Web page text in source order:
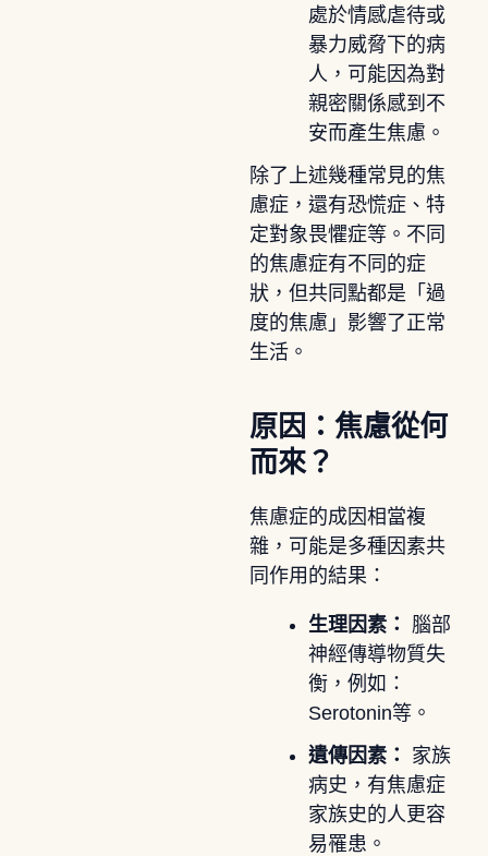
處於情感虐待或
暴力威脅下的病
人，可能因為對
親密關係感到不
安而產生焦慮。
除了上述幾種常見的焦
慮症，還有恐慌症、特
定對象畏懼症等。不同
的焦慮症有不同的症
狀，但共同點都是「過
度的焦慮」影響了正常
生活。
原因：焦慮從何
而來？
焦慮症的成因相當複
雜，可能是多種因素共
同作用的結果：
生理因素：
腦部
神經傳導物質失
衡，例如：
Serotonin等。
遺傳因素：
家族
病史，有焦慮症
家族史的人更容
易罹患。